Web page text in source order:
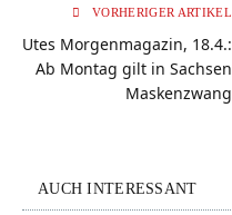
VORHERIGER ARTIKEL
Utes Morgenmagazin, 18.4.:
Ab Montag gilt in Sachsen
Maskenzwang
AUCH INTERESSANT